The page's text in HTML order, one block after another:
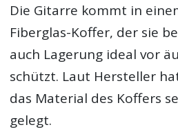
Die Gitarre kommt in
Fiberglas-Koffer, der sie
auch Lagerung ideal vor
schützt. Laut Hersteller
das Material des Koffers
gelegt.